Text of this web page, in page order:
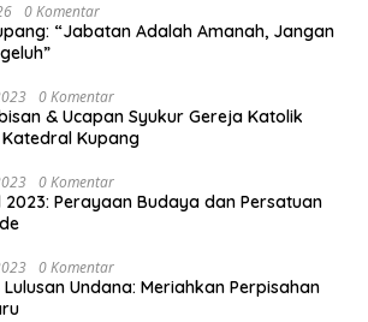
0 Komentar
“Jabatan Adalah Amanah, Jangan
0 Komentar
& Ucapan Syukur Gereja Katolik
Kupang
0 Komentar
2023: Perayaan Budaya dan Persatuan
0 Komentar
Undana: Meriahkan Perpisahan